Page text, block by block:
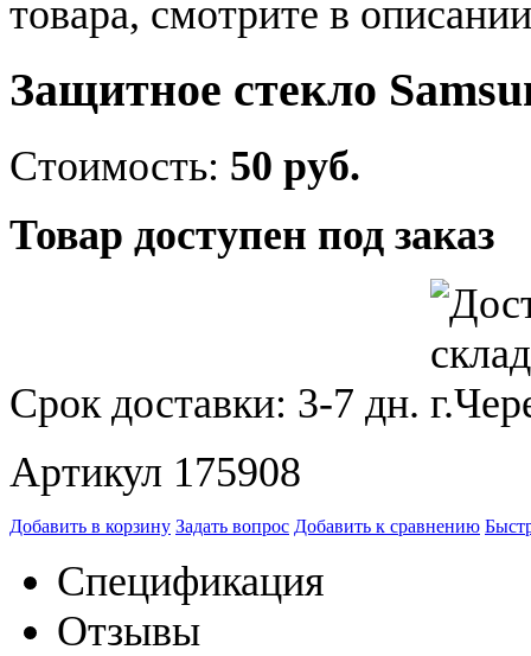
товара, смотрите в
Защитное стекло
Стоимость: 50 руб.
Товар доступен под заказ
Срок доставки: 3-7 дн.
Артикул 175908
Добавить в корзину Задать вопрос Добавить к сравнению
Спецификация
Отзывы